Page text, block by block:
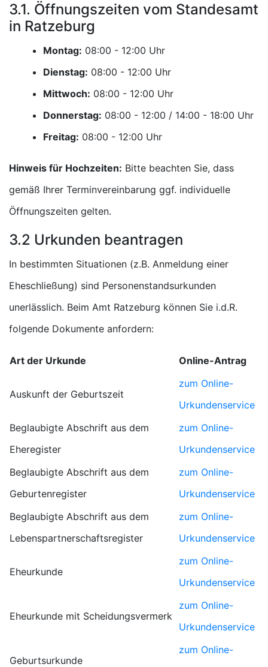
3.1. Öffnungszeiten vom Standesamt
in Ratzeburg
Montag:
Uhr
Dienstag:
Uhr
Mittwoch:
Uhr
Donnerstag:
Uhr
Freitag:
Uhr
Hinweis für Hochzeiten: Bitte beachten Sie, dass
gemäß Ihrer Terminvereinbarung ggf. individuelle
Öffnungszeiten gelten.
3.2 Urkunden beantragen
In bestimmten Situationen (z.B. Anmeldung einer
Eheschließung) sind Personenstandsurkunden
unerlässlich. Beim Amt Ratzeburg können Sie i.d.R.
folgende Dokumente anfordern:
Art der Urkunde Online-Antrag
Auskunft der Geburtszeit
zum Online-
Urkundenservice
Beglaubigte Abschrift aus dem
Eheregister
zum Online-
Urkundenservice
Beglaubigte Abschrift aus dem
Geburtenregister
zum Online-
Urkundenservice
Beglaubigte Abschrift aus dem
Lebenspartnerschaftsregister
zum Online-
Urkundenservice
Eheurkunde
zum Online-
Urkundenservice
Eheurkunde mit Scheidungsvermerk
zum Online-
Urkundenservice
Geburtsurkunde
zum Online-